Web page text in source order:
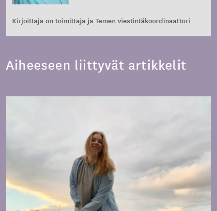
Kirjoittaja on toimittaja ja Temen viestintäkoordinaattori
Aiheeseen liittyvät artikkelit